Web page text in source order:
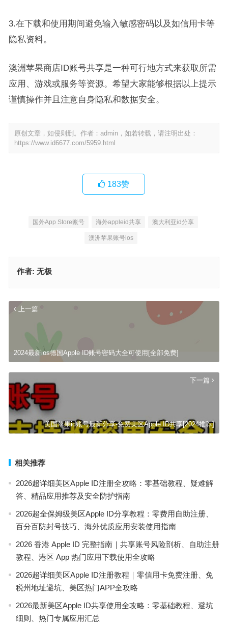
3.在下载和使用期间避免输入敏感密码以及如信用卡等
隐私资料。
澳洲苹果商店ID账号共享是一种可行地方式来获取所需
应用、游戏或服务等资源。希望大家能够根据以上提示
谨慎操作并且注意自身隐私和数据安全。
原创文章，如侵则删。作者：admin，如若转载，请注明出处：
https://www.id6677.com/5959.html
183赞
国外App Store账号 海外appleid共享 澳大利亚id分享
澳洲苹果账号ios
作者: 无极
上一篇
2024最新ios德国Apple ID账号密码大全可使用[全部免费]
下一篇
美国苹果id账号最新分享-免费美区Apple ID共享[2024推荐]
相关推荐
2026超详细美区Apple ID注册全攻略：零基础教程、疑难解
答、精品应用推荐及安全防护指南
2026超全保姆级美区Apple ID分享教程：零费用自助注册、
百分百防封号技巧、海外优质应用安装使用指南
2026 香港 Apple ID 完整指南｜共享账号风险剖析、自助注册
教程、港区 App 热门应用下载使用全攻略
2026超详细美区Apple ID注册教程｜零信用卡免费注册、免
税州地址避坑、美区热门APP全攻略
2026最新美区Apple ID共享使用全攻略：零基础教程、避坑
细则、热门专属应用汇总